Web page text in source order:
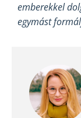
emberekkel
egymást